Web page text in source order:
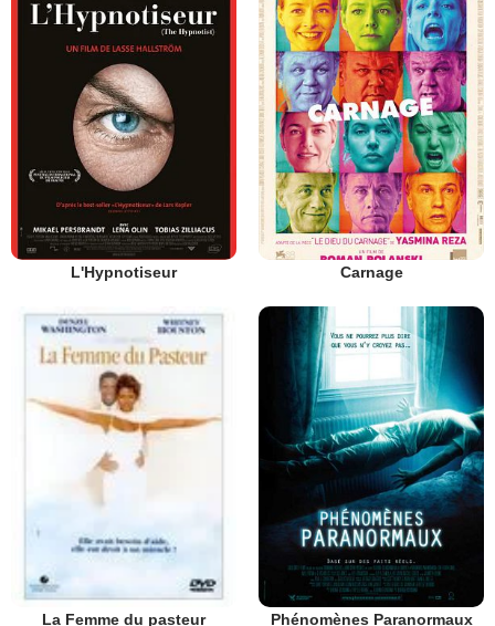
L'Hypnotiseur Carnage
La Femme du pasteur Phénomènes Paranormaux